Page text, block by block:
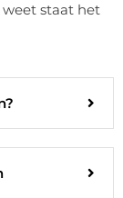
weet staat het